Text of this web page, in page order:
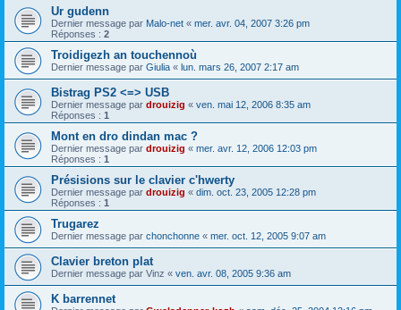
Ur gudenn
Dernier message par Malo-net « mer. avr. 04, 2007 3:26 pm
Réponses : 2
Troidigezh an touchennoù
Dernier message par Giulia « lun. mars 26, 2007 2:17 am
Bistrag PS2 <=> USB
Dernier message par drouizig « ven. mai 12, 2006 8:35 am
Réponses : 1
Mont en dro dindan mac ?
Dernier message par drouizig « mer. avr. 12, 2006 12:03 pm
Réponses : 1
Présisions sur le clavier c'hwerty
Dernier message par drouizig « dim. oct. 23, 2005 12:28 pm
Réponses : 1
Trugarez
Dernier message par chonchonne « mer. oct. 12, 2005 9:07 am
Clavier breton plat
Dernier message par Vinz « ven. avr. 08, 2005 9:36 am
K barrennet